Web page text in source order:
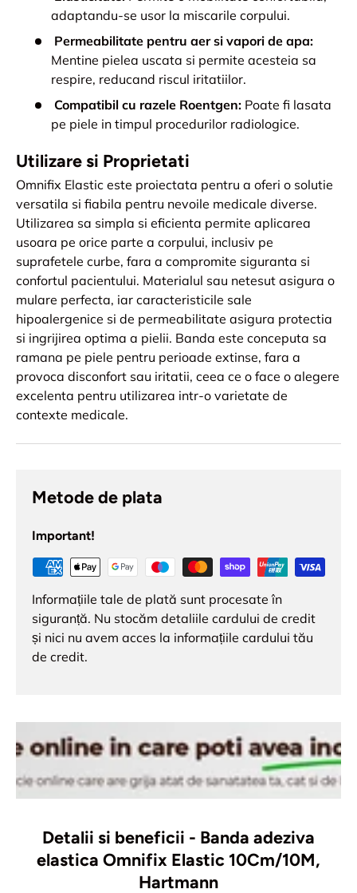
adaptandu-se usor la miscarile corpului.
Permeabilitate pentru aer si vapori de apa:
Mentine pielea uscata si permite acesteia sa
respire, reducand riscul iritatiilor.
Compatibil cu razele Roentgen: Poate fi lasata
pe piele in timpul procedurilor radiologice.
Utilizare si Proprietati
Omnifix Elastic este proiectata pentru a oferi o solutie
versatila si fiabila pentru nevoile medicale diverse.
Utilizarea sa simpla si eficienta permite aplicarea
usoara pe orice parte a corpului, inclusiv pe
suprafetele curbe, fara a compromite siguranta si
confortul pacientului. Materialul sau netesut asigura o
mulare perfecta, iar caracteristicile sale
hipoalergenice si de permeabilitate asigura protectia
si ingrijirea optima a pielii. Banda este conceputa sa
ramana pe piele pentru perioade extinse, fara a
provoca disconfort sau iritatii, ceea ce o face o alegere
excelenta pentru utilizarea intr-o varietate de
contexte medicale.
Metode de plata
Important!
Informațiile tale de plată sunt procesate în
siguranță. Nu stocăm detaliile cardului de credit
și nici nu avem acces la informațiile cardului tău
de credit.
Detalii si beneficii - Banda adeziva
elastica Omnifix Elastic 10Cm/10M,
Hartmann